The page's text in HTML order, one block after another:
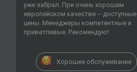
уже забрал. При очень хорошем
европейском качестве -- доступные
цены. Менеджеры компетентные и
приветливые. Рекомендую!
Хорошее обслуживание